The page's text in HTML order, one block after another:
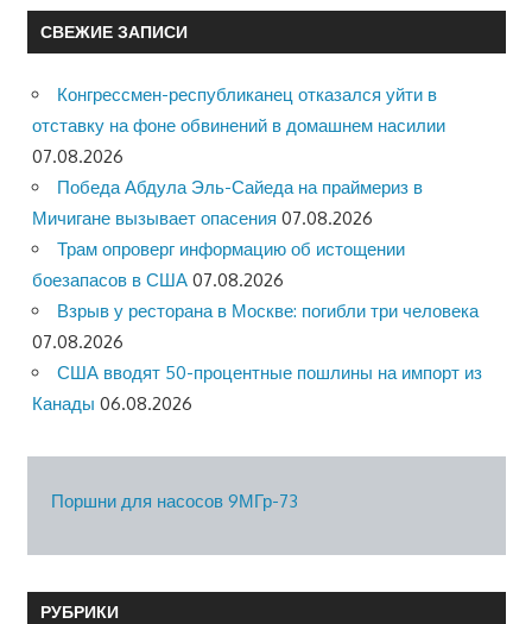
СВЕЖИЕ ЗАПИСИ
Конгрессмен-республиканец отказался уйти в
отставку на фоне обвинений в домашнем насилии
07.08.2026
Победа Абдула Эль-Сайеда на праймериз в
Мичигане вызывает опасения 07.08.2026
Трам опроверг информацию об истощении
боезапасов в США 07.08.2026
Взрыв у ресторана в Москве: погибли три человека
07.08.2026
США вводят 50-процентные пошлины на импорт из
Канады 06.08.2026
Поршни для насосов 9МГр-73
РУБРИКИ